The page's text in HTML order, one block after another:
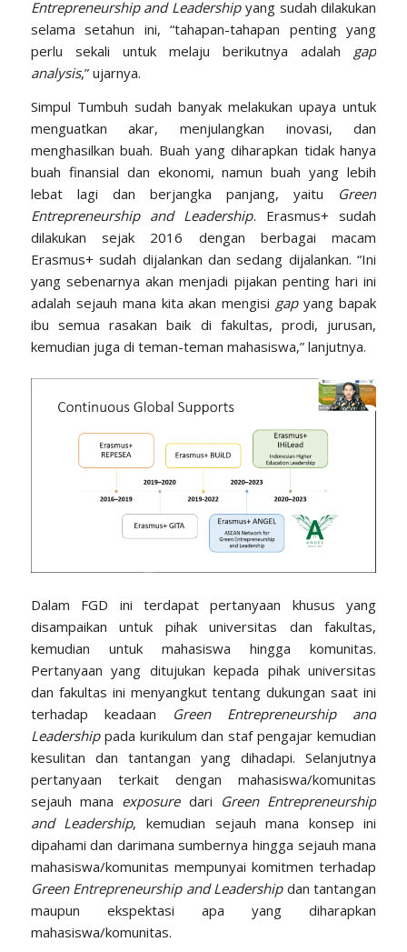
Entrepreneurship and Leadershipyang sudah dilakukan
selama setahun ini, “tahapan-tahapan penting yang
perlu sekali untuk melaju berikutnya adalah gap
analysis,” ujarnya.
Simpul Tumbuh sudah banyak melakukan upaya untuk
menguatkan akar, menjulangkan inovasi, dan
menghasilkan buah. Buah yang diharapkan tidak hanya
buah finansial dan ekonomi, namun buah yang lebih
lebat lagi dan berjangka panjang, yaitu Green
Entrepreneurship and Leadership. Erasmus+ sudah
dilakukan sejak 2016 dengan berbagai macam
Erasmus+ sudah dijalankan dan sedang dijalankan. “Ini
yang sebenarnya akan menjadi pijakan penting hari ini
adalah sejauh mana kita akan mengisi gapyang bapak
ibu semua rasakan baik di fakultas, prodi, jurusan,
kemudian juga di teman-teman mahasiswa,” lanjutnya.
Dalam FGD ini terdapat pertanyaan khusus yang
disampaikan untuk pihak universitas dan fakultas,
kemudian untuk mahasiswa hingga komunitas.
Pertanyaan yang ditujukan kepada pihak universitas
dan fakultas ini menyangkut tentang dukungan saat ini
terhadap keadaan Green Entrepreneurship and
Leadershippada kurikulum dan staf pengajar kemudian
kesulitan dan tantangan yang dihadapi. Selanjutnya
pertanyaan terkait dengan mahasiswa/komunitas
sejauh mana exposure dari Green Entrepreneurship
and Leadership, kemudian sejauh mana konsep ini
dipahami dan darimana sumbernya hingga sejauh mana
mahasiswa/komunitas mempunyai komitmen terhadap
Green Entrepreneurship and Leadershipdan tantangan
maupun ekspektasi apa yang diharapkan
mahasiswa/komunitas.